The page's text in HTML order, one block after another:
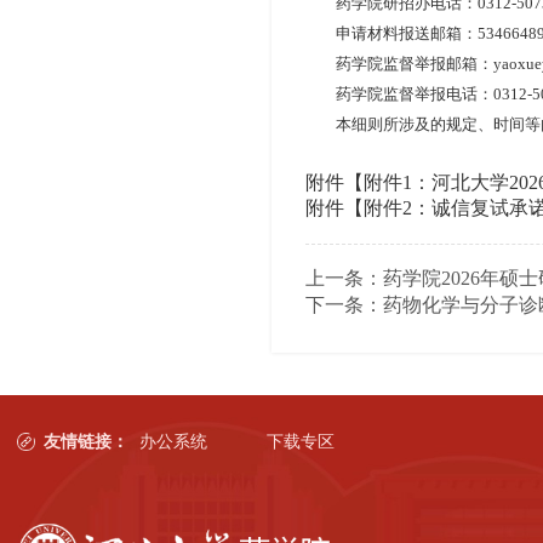
药学院研招办电话：0312-
申请材料报送邮箱：
药学院监督举报邮箱：
药学院监督举报电话：0312-
本细则所涉及的规定、时间
附件【 附件1：河北大学
附件【 附件2：诚信复试承
上一条： 药学院2026年硕
下一条： 药物化学与分子
友情链接： 办公系统 下载专区